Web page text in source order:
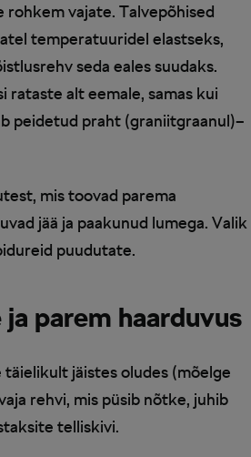
rohkem vajate. Talvepõhised
temperatuuridel elastseks,
seda eales suudaks.
rataste alt eemale, samas kui
peidetud praht (graniitgraanul)–
mis toovad parema
jää ja paakunud lumega. Valik
puudutate.
parem haarduvus
jäistes oludes (mõelge
rehvi, mis püsib nõtke, juhib
telliskivi.